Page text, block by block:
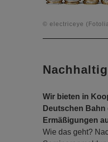
© electriceye
Wir bieten in
Deutschen
Ermäßigungen
Wie das geht?